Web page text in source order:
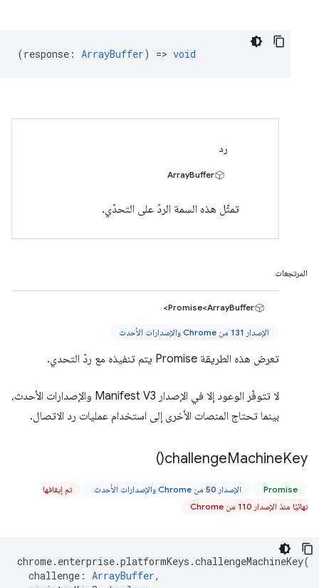
(response : ArrayBuffer) => void
رد
ArrayBuffer
تمثّل هذه السمة الردّ على التحدّي.
المرتجعات
Promise<ArrayBuffer>
الإصدار 131 من Chrome والإصدارات الأحدث
تعرض هذه الطريقة Promise يتم تنفيذه مع ردّ التحدي.
لا تتوفّر الوعود إلا في الإصدار Manifest V3 والإصدارات الأحدث،
بينما تحتاج المنصات الأخرى إلى استخدام عمليات رد الاتصال.
challengeMachineKey(
)
Promise الإصدار 50 من Chrome والإصدارات الأحدث
تم إيقافها
نهائيًا منذ الإصدار 110 من Chrome
chrome. enterprise.platformKeys .challengeMachineKey(
challenge : ArrayBuffer,